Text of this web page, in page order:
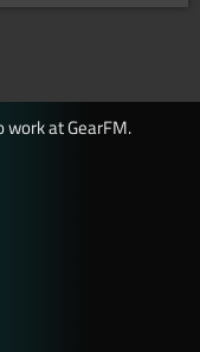
work at GearFM.